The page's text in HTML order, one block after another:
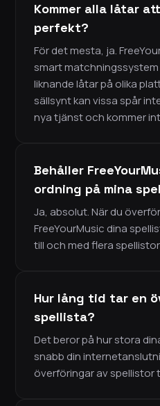
Kommer alla låtar
perfekt?
För det mesta, ja.
smart
liknande låtar på olika
sällsynt kan vissa spår
nya tjänst och kommer
Behåller
ordning på mina
Ja, absolut. När du
FreeYourMusic dina
till och med flera
Hur lång tid tar en
spellista?
Det beror på hur stora
snabb din
överföringar av spellistor